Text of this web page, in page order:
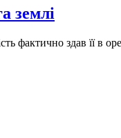
землі
фактично здав її в